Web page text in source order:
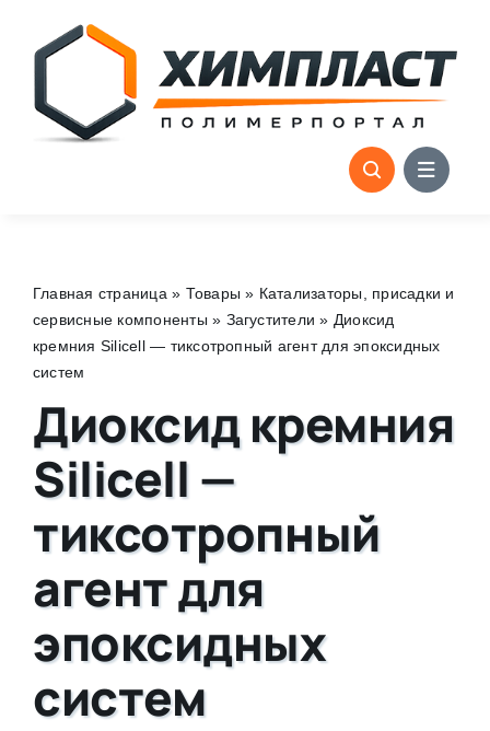
content
Главная страница » Товары » Катализаторы, присадки и
сервисные компоненты » Загустители » Диоксид
кремния Silicell — тиксотропный агент для эпоксидных
систем
Диоксид кремния
Silicell —
тиксотропный
агент для
эпоксидных
систем